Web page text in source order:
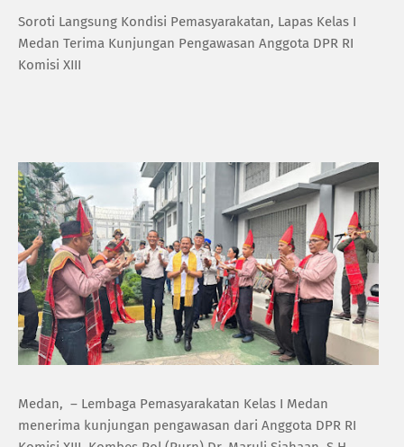
Soroti Langsung Kondisi Pemasyarakatan, Lapas Kelas I
Medan Terima Kunjungan Pengawasan Anggota DPR RI
Komisi XIII
Medan, – Lembaga Pemasyarakatan Kelas I Medan
menerima kunjungan pengawasan dari Anggota DPR RI